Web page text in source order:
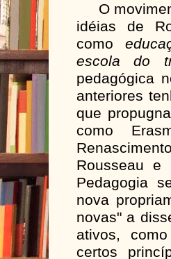
O
idéias de
como
escola do
pedagógica
anteriores
que
como
Rousseau e
Pedagogia
nova
novas" a
ativos,
certos